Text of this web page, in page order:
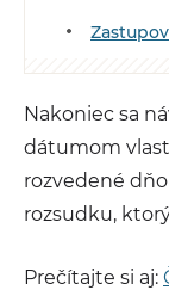
Nakoniec sa
dátumom
rozvedené
rozsudku,
Prečítajte si aj: